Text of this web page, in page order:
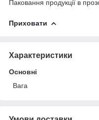
Паковання продукції в
Приховати
Характеристики
Основні
Вага